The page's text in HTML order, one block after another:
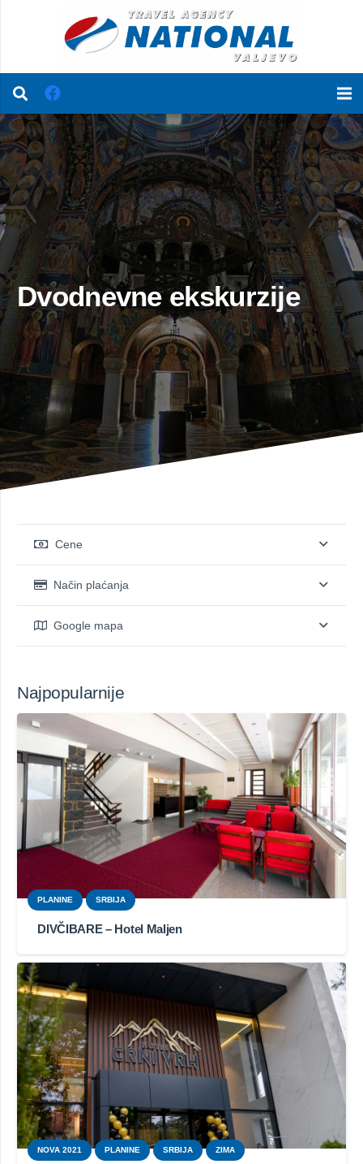
Dvodnevne ekskurzije
Cene
Način plaćanja
Google mapa
Najpopularnije
PLANINE SRBIJA
DIVČIBARE – Hotel Maljen
NOVA 2021 PLANINE SRBIJA ZIMA